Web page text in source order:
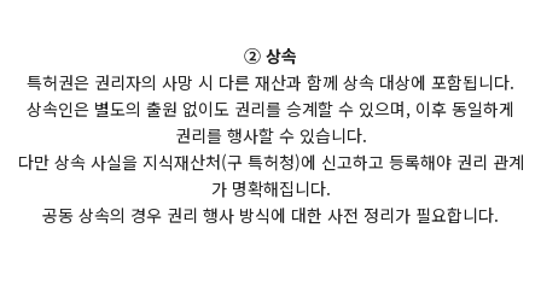
② 상속
특허권은 권리자의 사망 시 다른 재산과 함께 상속 대상에 포함됩니다.
상속인은 별도의 출원 없이도 권리를 승계할 수 있으며, 이후 동일하게
권리를 행사할 수 있습니다.
다만 상속 사실을 지식재산처(구 특허청)에 신고하고 등록해야 권리 관계
가 명확해집니다.
공동 상속의 경우 권리 행사 방식에 대한 사전 정리가 필요합니다.